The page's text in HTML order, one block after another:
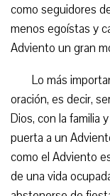
como seguidores
menos egoístas y
Adviento un gran
Lo más
oración, es decir,
Dios, con la familia
puerta a un
como el Adviento
de una vida